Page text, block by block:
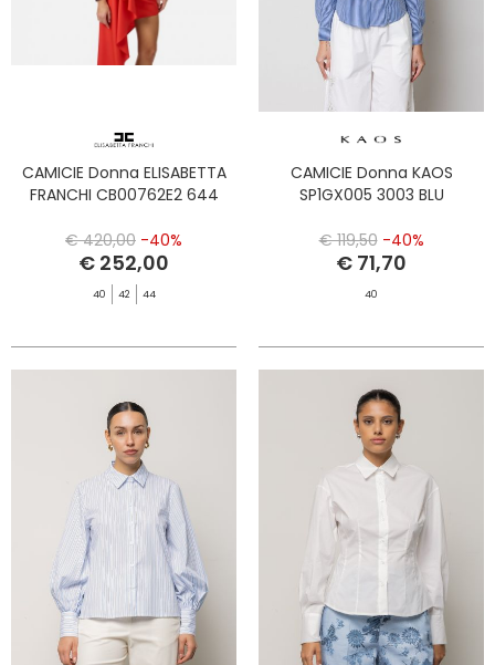
CAMICIE Donna ELISABETTA
FRANCHI CB00762E2 644
€ 420,00 -40%
€ 252,00
40 42 44
CAMICIE Donna KAOS
SP1GX005 3003 BLU
€ 119,50 -40%
€ 71,70
40